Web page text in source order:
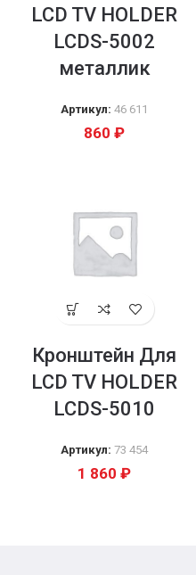
LCD TV HOLDER
LCDS-5002
металлик
Артикул: 46 611
860 ₽
Кронштейн Для
LCD TV HOLDER
LCDS-5010
Артикул: 73 454
1 860 ₽